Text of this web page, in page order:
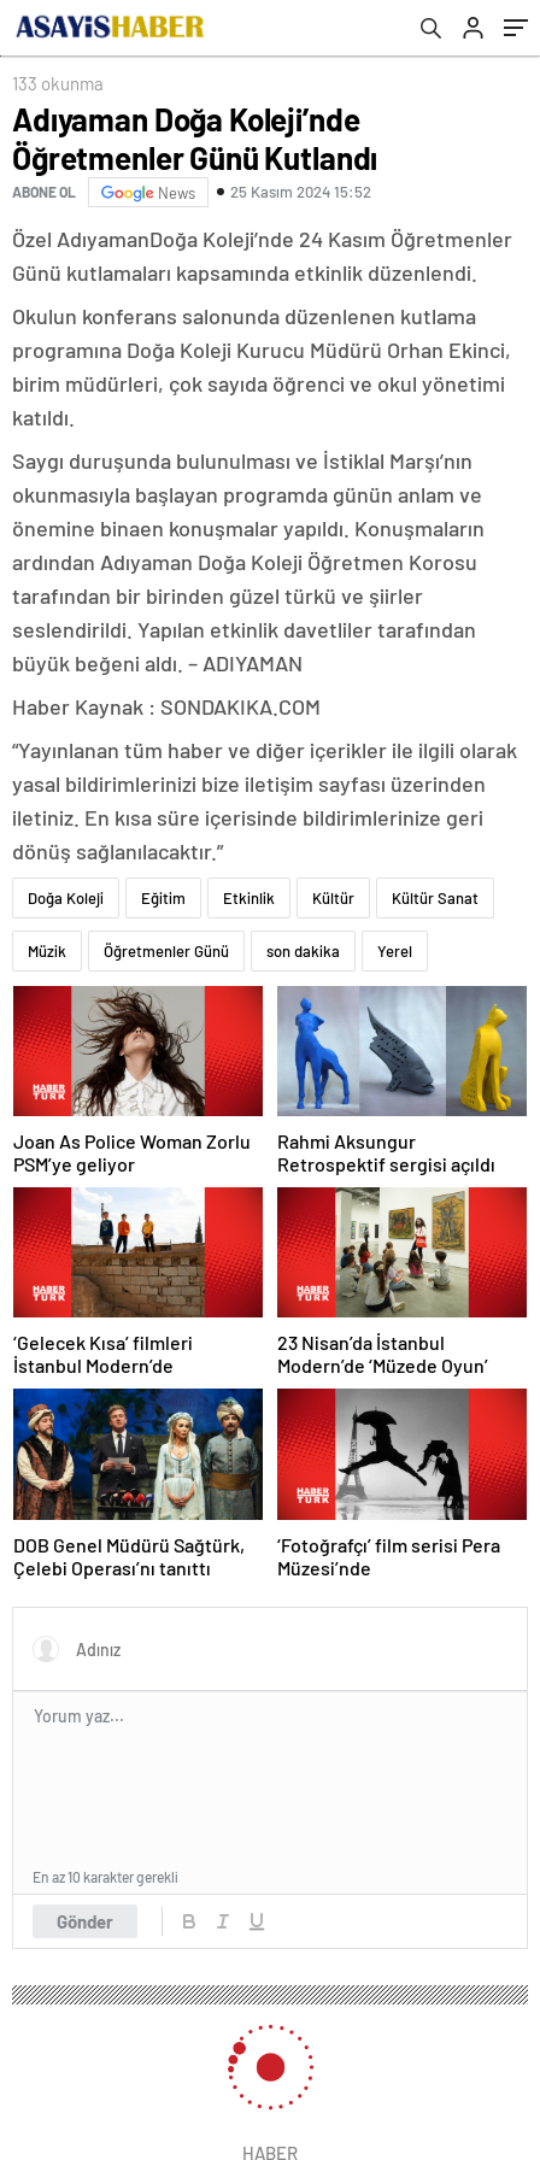
133 okunma
Adıyaman Doğa Koleji’nde
Öğretmenler Günü Kutlandı
ABONE OL News 25 Kasım 2024 15:52
Özel AdıyamanDoğa Koleji’nde 24 Kasım Öğretmenler
Günü kutlamaları kapsamında etkinlik düzenlendi.
Okulun konferans salonunda düzenlenen kutlama
programına Doğa Koleji Kurucu Müdürü Orhan Ekinci,
birim müdürleri, çok sayıda öğrenci ve okul yönetimi
katıldı.
Saygı duruşunda bulunulması ve İstiklal Marşı’nın
okunmasıyla başlayan programda günün anlam ve
önemine binaen konuşmalar yapıldı. Konuşmaların
ardından Adıyaman Doğa Koleji Öğretmen Korosu
tarafından bir birinden güzel türkü ve şiirler
seslendirildi. Yapılan etkinlik davetliler tarafından
büyük beğeni aldı. – ADIYAMAN
Haber Kaynak : SONDAKIKA.COM
“Yayınlanan tüm haber ve diğer içerikler ile ilgili olarak
yasal bildirimlerinizi bize iletişim sayfası üzerinden
iletiniz. En kısa süre içerisinde bildirimlerinize geri
dönüş sağlanılacaktır.”
Doğa Koleji Eğitim Etkinlik Kültür Kültür Sanat
Müzik Öğretmenler Günü son dakika Yerel
Joan As Police Woman Zorlu
PSM’ye geliyor
Rahmi Aksungur
Retrospektif sergisi açıldı
‘Gelecek Kısa’ filmleri
İstanbul Modern’de
23 Nisan’da İstanbul
Modern’de ‘Müzede Oyun’
DOB Genel Müdürü Sağtürk,
Çelebi Operası’nı tanıttı
‘Fotoğrafçı’ film serisi Pera
Müzesi’nde
Gönder
En az 10 karakter gerekli
HABER